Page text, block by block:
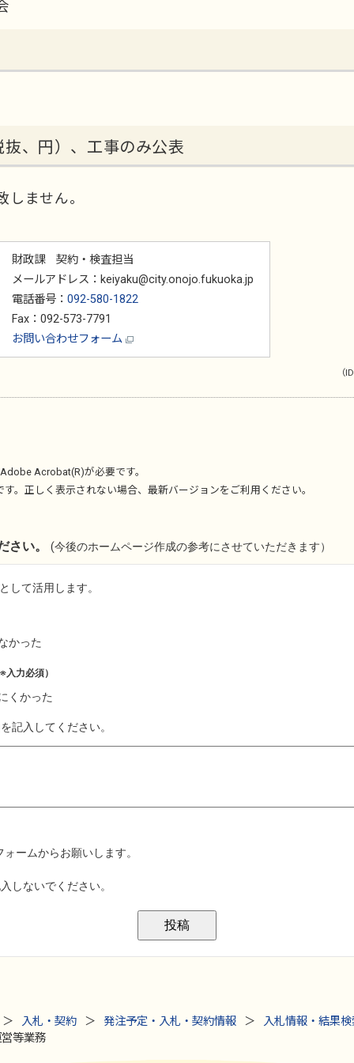
、円）、工事のみ公表
ません。
財政課 契約・検査担当
メールアドレス：keiyaku@city.onojo.fukuoka.jp
電話番号： 092-580-1822
Fax：092-573-7791
お問い合わせフォーム
（
Adobe Acrobat(R)が必要です。
す。正しく表示されない場合、最新バージョンをご利用ください。
入札・契約 発注予定・入札・契約情報
入札情報・結果検
等業務